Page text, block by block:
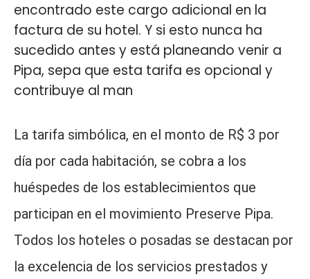
encontrado este cargo adicional en la
factura de su hotel. Y si esto nunca ha
sucedido antes y está planeando venir a
Pipa, sepa que esta tarifa es opcional y
contribuye al man
La tarifa simbólica, en el monto de R$ 3 por
día por cada habitación, se cobra a los
huéspedes de los establecimientos que
participan en el movimiento Preserve Pipa.
Todos los hoteles o posadas se destacan por
la excelencia de los servicios prestados y